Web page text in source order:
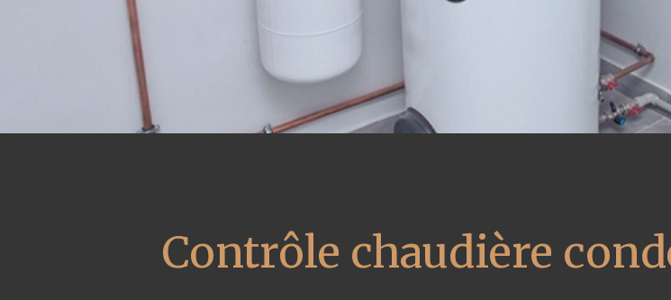
Contrôle chaudière